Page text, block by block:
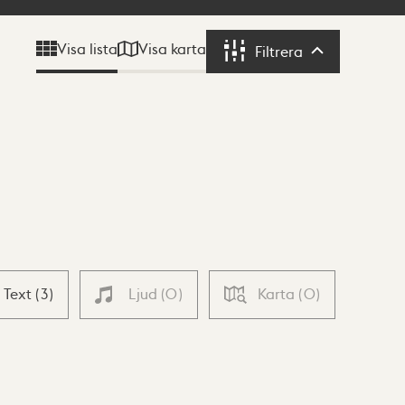
Visa lista Visa karta Filtrera Filtrera
Text (3) Ljud (0) Karta (0)